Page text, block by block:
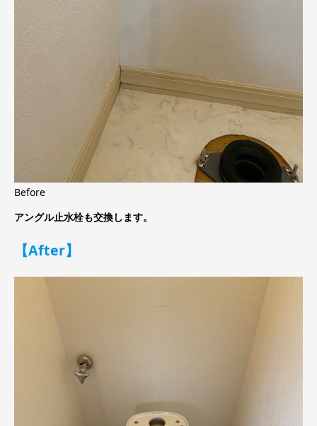
Before
アングル止水栓も交換します。
【After】